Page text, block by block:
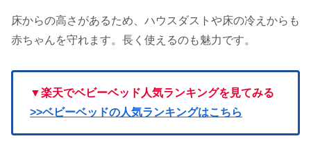
床からの高さがあるため、ハウスダストや床の冷えからも
赤ちゃんを守れます。長く使えるのも魅力です。
▼楽天でベビーベッド 人気ランキングを見てみる
>>ベビーベッドの人気ランキングはこちら